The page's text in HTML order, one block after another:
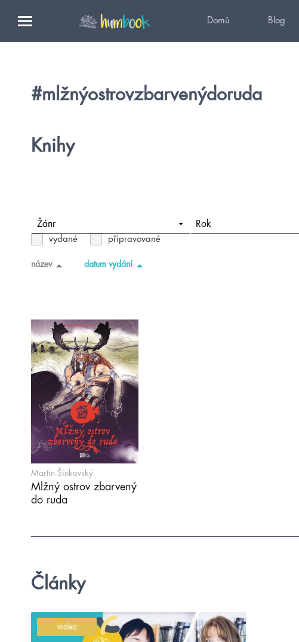
Domů Blog
#mlžnýostrovzbarvenýdoruda
Knihy
Žánr Rok
vydané připravované
název datum vydání
Martin Šinkovský
Mlžný ostrov zbarvený
do ruda
Články
videa